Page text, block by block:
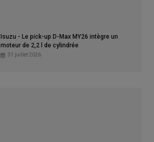
Isuzu - Le pick-up D-Max MY26 intègre un
moteur de 2,2 l de cylindrée
31 juillet 2026